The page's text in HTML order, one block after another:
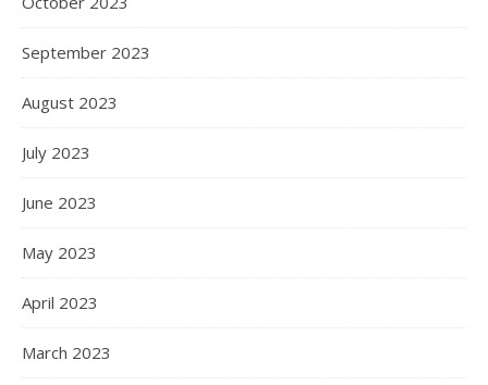
September 2023
August 2023
July 2023
June 2023
May 2023
April 2023
March 2023